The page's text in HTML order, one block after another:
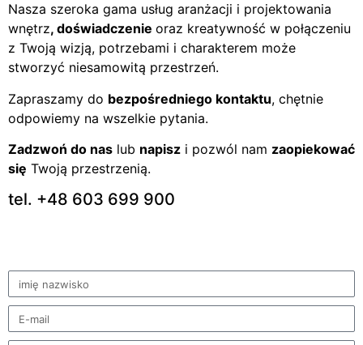
Nasza szeroka gama usług aranżacji i projektowania
wnętrz, doświadczenie oraz kreatywność w połączeniu
z Twoją wizją, potrzebami i charakterem może
stworzyć niesamowitą przestrzeń.
Zapraszamy do bezpośredniego kontaktu, chętnie
odpowiemy na wszelkie pytania.
Zadzwoń do nas lub napisz i pozwól nam zaopiekować
się Twoją przestrzenią.
tel. +48 603 699 900